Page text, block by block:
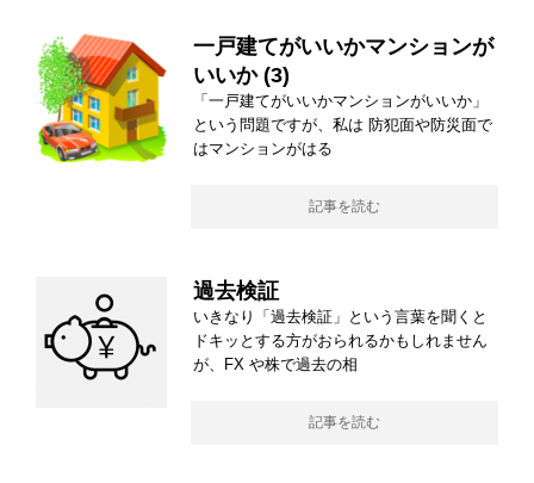
一戸建てがいいかマンションが
いいか (3)
「一戸建てがいいかマンションがいいか」
という問題ですが、私は 防犯面や防災面で
はマンションがはる
記事を読む
過去検証
いきなり「過去検証」という言葉を聞くと
ドキッとする方がおられるかもしれません
が、FX や株で過去の相
記事を読む